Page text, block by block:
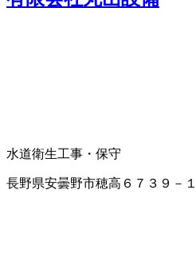
水道衛生工事・保守
長野県安曇野市穂高６７３９－１